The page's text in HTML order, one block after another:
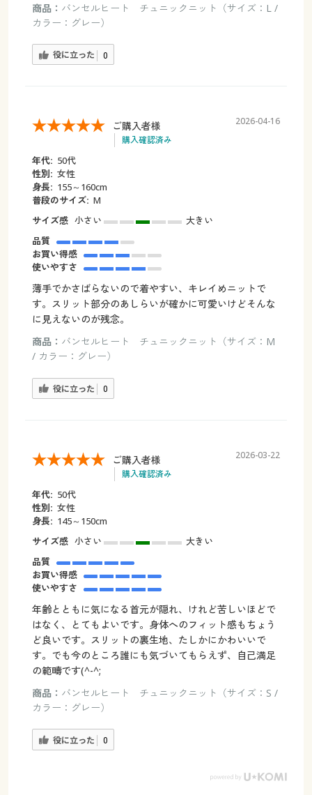
商品： バンセルヒート チュニックニット（サイズ：L /
カラー：グレー）
役に立った 0
ご購入者様
購入確認済み
2026-04-16
年代: 50代
性別: 女性
身長: 155～160cm
普段のサイズ: M
サイズ感 小さい
大きい
品質
お買い得感
使いやすさ
薄手でかさばらないので着やすい、キレイめニットで
す。スリット部分のあしらいが確かに可愛いけどそんな
に見えないのが残念。
商品： バンセルヒート チュニックニット（サイズ：M
/ カラー：グレー）
役に立った 0
ご購入者様
購入確認済み
2026-03-22
年代: 50代
性別: 女性
身長: 145～150cm
サイズ感 小さい
大きい
品質
お買い得感
使いやすさ
年齢とともに気になる首元が隠れ、けれど苦しいほどで
はなく、とてもよいです。身体へのフィット感もちょう
ど良いです。スリットの裏生地、たしかにかわいいで
す。でも今のところ誰にも気づいてもらえず、自己満足
の範疇です(^-^;
商品： バンセルヒート チュニックニット（サイズ：S /
カラー：グレー）
役に立った 0